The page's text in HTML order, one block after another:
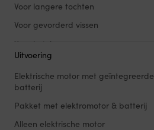
Voor langere tochten
Voor gevorderd vissen
Voor kajaks
Uitvoering
Elektrische motor met geïntegreerde
batterij
Pakket met elektromotor & batterij
Alleen elektrische motor